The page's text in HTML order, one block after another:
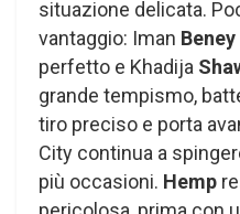
situazione delicata.
vantaggio: Iman Beney
perfetto e Khadija
grande tempismo,
tiro preciso e porta
City continua a
più occasioni. Hemp